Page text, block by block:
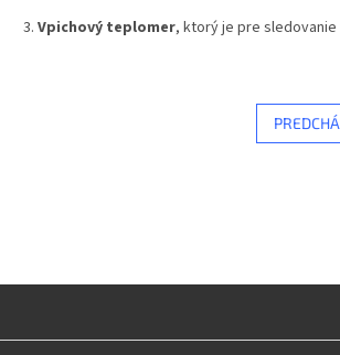
Vpichový teplomer, ktorý je pre